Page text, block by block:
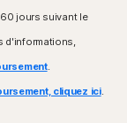
iOS.
jours suivant le
d'informations,
.
cliquez ici.